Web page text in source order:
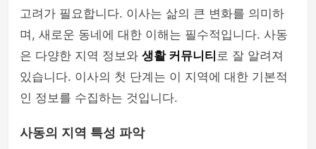
고려가 필요합니다. 이사는 삶의 큰 변화를 의미하
며, 새로운 동네에 대한 이해는 필수적입니다. 사동
은 다양한 지역 정보와 생활 커뮤니티 로 잘 알려져
있습니다. 이사의 첫 단계는 이 지역에 대한 기본적
인 정보를 수집하는 것입니다.
사동의 지역 특성 파악